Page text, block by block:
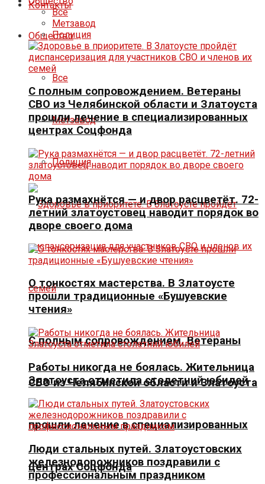
Контакты
Общество
Все
Метзавод
Полиция
С полным сопровождением. Ветераны
СВО из Челябинской области и Златоуста
прошли лечение в специализированных
центрах Соцфонда
Все
Метзавод
Полиция
С полным сопровождением. Ветераны
СВО из Челябинской области и Златоуста
прошли лечение в специализированных
центрах Соцфонда
Рука размахнётся — и двор расцветёт. 72-
летний златоустовец наводит порядок во
дворе своего дома
О тонкостях мастерства. В Златоусте
прошли традиционные «Бушуевские
чтения»
Работы никогда не боялась. Жительница
Златоуста отметила столетний юбилей
Люди стальных путей. Златоустовских
железнодорожников поздравили с
профессиональным праздником